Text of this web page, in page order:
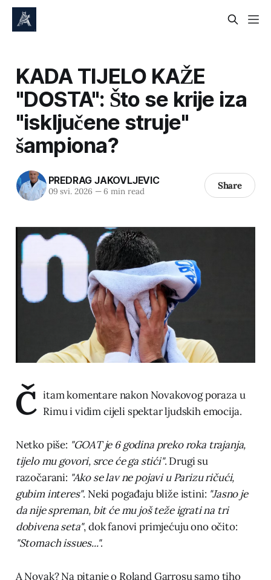
KADA TIJELO KAŽE
"DOSTA": Što se krije iza
"isključene struje"
šampiona?
PREDRAG JAKOVLJEVIC
09 svi. 2026 —6 min read Share
Č itam komentare nakon Novakovog poraza u
Rimu i vidim cijeli spektar ljudskih emocija.
Netko piše: "GOAT je 6 godina preko roka trajanja,
tijelo mu govori, srce će ga stići". Drugi su
razočarani: "Ako se lav ne pojavi u Parizu ričući,
gubim interes". Neki pogađaju bliže istini: "Jasno je
da nije spreman, bit će mu još teže igrati na tri
dobivena seta", dok fanovi primjećuju ono očito:
"Stomach issues...".
A Novak? Na pitanje o Roland Garrosu samo tiho